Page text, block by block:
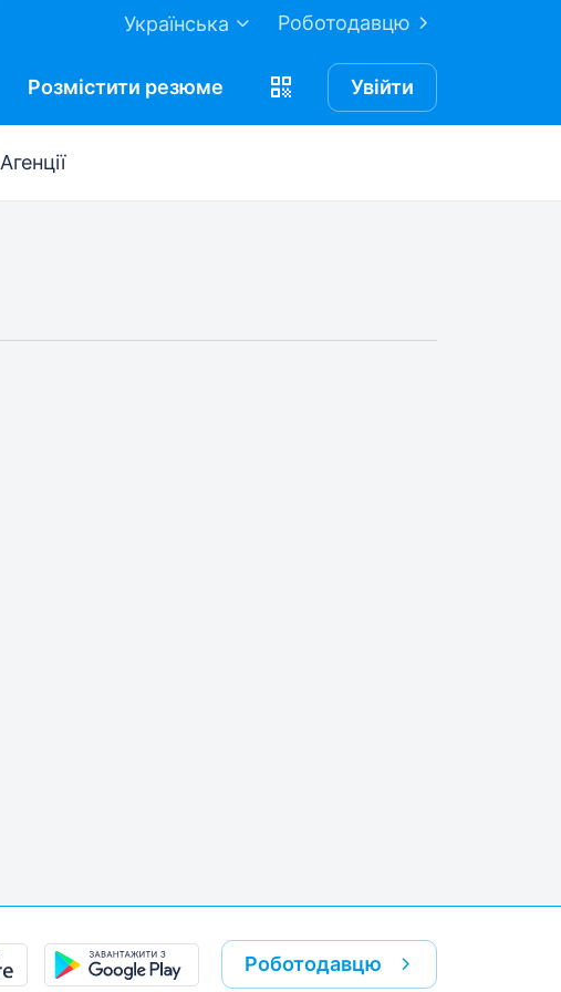
Роботодавцю
Українська
Розмістити резюме Увійти
Агенції
Роботодавцю